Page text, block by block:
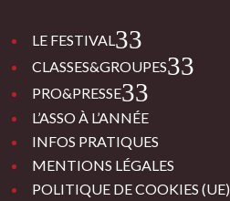
LE FESTIVAL 3
CLASSES&GROUPES 3
PRO&PRESSE 3
L’ASSO À L’ANNÉE
INFOS PRATIQUES
MENTIONS LÉGALES
POLITIQUE DE COOKIES (UE)